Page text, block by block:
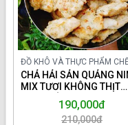
ĐỒ KHÔ VÀ THỰC PHẨM
BIẾN TRONG NƯỚC
CHẢ HẢI SẢN QUẢNG
MIX TƯƠI KHÔNG THỊT
LỢN,KHÔNG BỘT.
190,000đ
210,000đ